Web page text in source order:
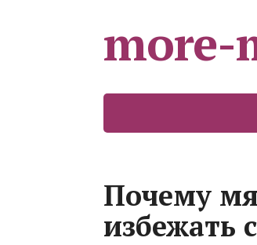
more-
Почему
избежать